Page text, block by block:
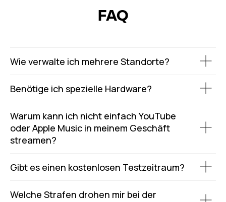
FAQ
Wie verwalte ich mehrere Standorte?
Benötige ich spezielle Hardware?
Warum kann ich nicht einfach YouTube
oder Apple Music in meinem Geschäft
streamen?
Gibt es einen kostenlosen Testzeitraum?
Welche Strafen drohen mir bei der